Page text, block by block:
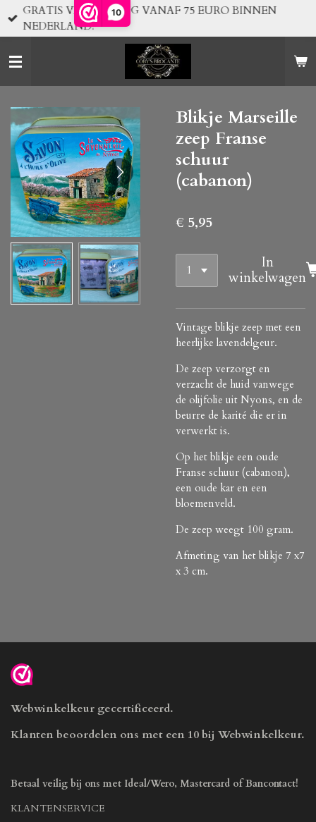
10
Ga
direct
de
GRATIS VERZENDING VANAF 75 EURO BINNEN
NEDERLAND!
Blikje Marseille
zeep Franse
schuur
(cabanon)
€ 5,95
In
winkelwagen
Vintage blikje zeep met een
heerlijke lavendelgeur.
De zeep verzorgt en
verzacht de huid vanwege
de olijfolie uit Nyons, en de
beurre de karité die er in
verwerkt is.
Op het blikje een oude
Franse schuur (cabanon),
een oude kar en een
bloemenveld.
De zeep weegt 100 gram.
Afmeting van het blikje 7 x7
x 3 cm.
Webwinkelkeur gecertificeerd.
Klanten beoordelen ons met een 10 bij Webwinkelkeur.
Betaal veilig bij ons met Ideal/Wero, Mastercard of Bancontact!
KLANTENSERVICE